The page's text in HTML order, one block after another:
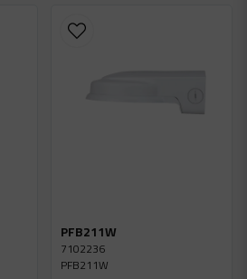
PFB211W
7102236
PFB211W